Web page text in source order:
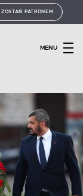
ZOSTAŃ PATRONEM
MENU